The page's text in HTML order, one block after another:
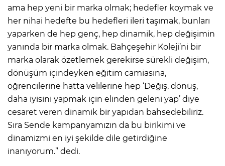
ama hep yeni bir marka olmak; hedefler koymak ve
her nihai hedefte bu hedefleri ileri taşımak, bunları
yaparken de hep genç, hep dinamik, hep değişimin
yanında bir marka olmak. Bahçeşehir Koleji’ni bir
marka olarak özetlemek gerekirse sürekli değişim,
dönüşüm içindeyken eğitim camiasına,
öğrencilerine hatta velilerine hep ‘Değiş, dönüş,
daha iyisini yapmak için elinden geleni yap’ diye
cesaret veren dinamik bir yapıdan bahsedebiliriz.
Sıra Sende kampanyamızın da bu birikimi ve
dinamizmi en iyi şekilde dile getirdiğine
inanıyorum.” dedi.